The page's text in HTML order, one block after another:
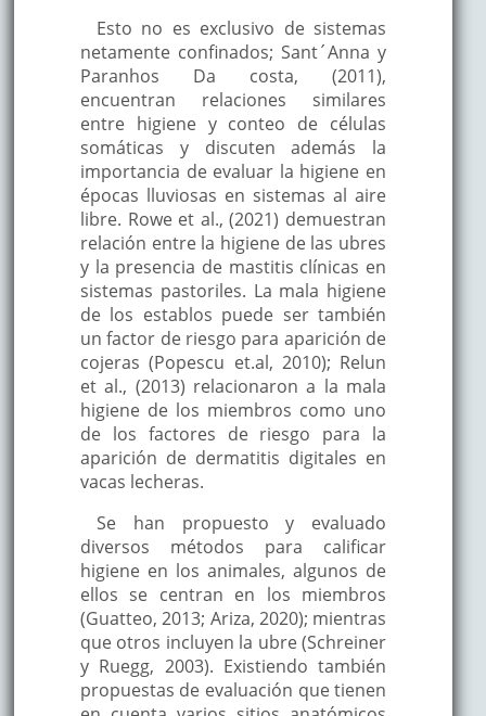
Esto no es exclusivo de sistemas
netamente confinados; Sant´Anna y
Paranhos Da costa, (2011),
encuentran relaciones similares
entre higiene y conteo de células
somáticas y discuten además la
importancia de evaluar la higiene en
épocas lluviosas en sistemas al aire
libre. Rowe et al., (2021) demuestran
relación entre la higiene de las ubres
y la presencia de mastitis clínicas en
sistemas pastoriles. La mala higiene
de los establos puede ser también
un factor de riesgo para aparición de
cojeras (Popescu et.al, 2010); Relun
et al., (2013) relacionaron a la mala
higiene de los miembros como uno
de los factores de riesgo para la
aparición de dermatitis digitales en
vacas lecheras.
Se han propuesto y evaluado
diversos métodos para calificar
higiene en los animales, algunos de
ellos se centran en los miembros
(Guatteo, 2013; Ariza, 2020); mientras
que otros incluyen la ubre (Schreiner
y Ruegg, 2003). Existiendo también
propuestas de evaluación que tienen